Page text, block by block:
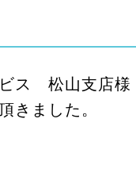
ス 松山支店様
ました。